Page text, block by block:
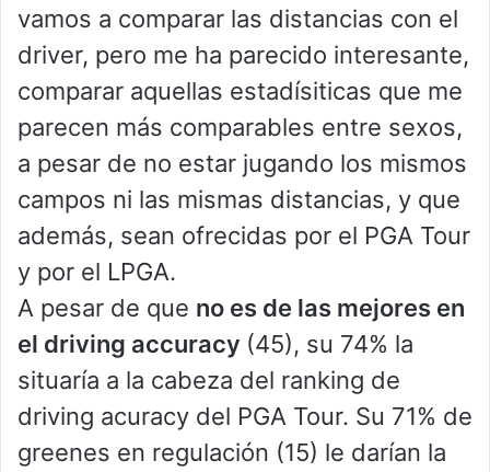
vamos a comparar las distancias con el
driver, pero me ha parecido interesante,
comparar aquellas estadísiticas que me
parecen más comparables entre sexos,
a pesar de no estar jugando los mismos
campos ni las mismas distancias, y que
además, sean ofrecidas por el PGA Tour
y por el LPGA.
A pesar de que no es de las mejores en
el driving accuracy (45), su 74% la
situaría a la cabeza del ranking de
driving acuracy del PGA Tour. Su 71% de
greenes en regulación (15) le darían la